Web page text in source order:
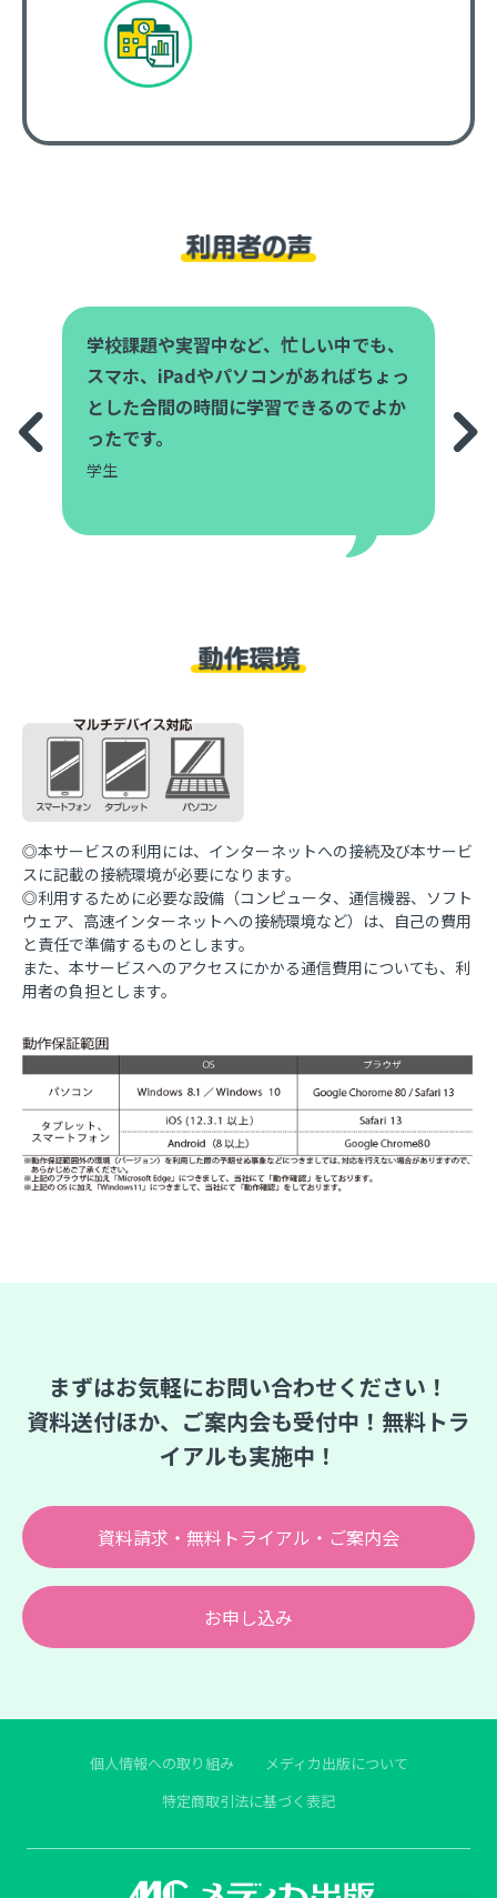
学校課題や実習中など、忙しい中でも、
スマホ、iPadやパソコンがあればちょっ
とした合間の時間に学習できるのでよか
ったです。
学生
◎本サービスの利用には、インターネットへの接続及び本サービ
スに記載の接続環境が必要になります。
◎利用するために必要な設備（コンピュータ、通信機器、ソフト
ウェア、高速インターネットへの接続環境など）は、自己の費用
と責任で準備するものとします。
また、本サービスへのアクセスにかかる通信費用についても、利
用者の負担とします。
まずはお気軽にお問い合わせください！
資料送付ほか、ご案内会も受付中！無料トラ
イアルも実施中！
資料請求・無料トライアル・ご案内会
お申し込み
個人情報への取り組み
メディカ出版について
特定商取引法に基づく表記